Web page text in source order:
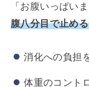
「お腹いっぱい
腹八分目で止め
消化への負担
体重のコント